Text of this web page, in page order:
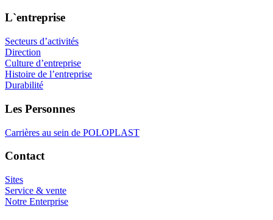
L`entreprise
Secteurs d’activités
Direction
Culture d’entreprise
Histoire de l’entreprise
Durabilité
Les Personnes
Carrières au sein de POLOPLAST
Contact
Sites
Service & vente
Notre Enterprise